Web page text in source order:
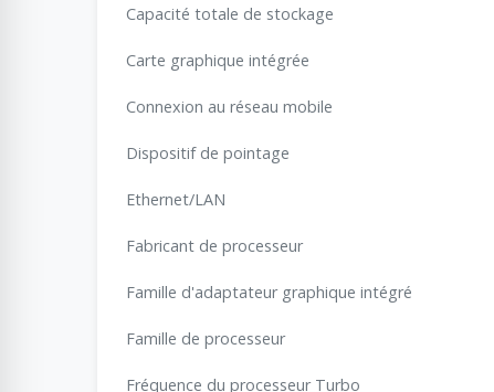
Capacité totale de stockage
Carte graphique intégrée
Connexion au réseau mobile
Dispositif de pointage
Ethernet/LAN
Fabricant de processeur
Famille d'adaptateur graphique intégré
Famille de processeur
Fréquence du processeur Turbo